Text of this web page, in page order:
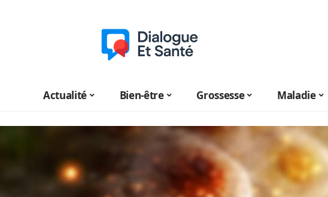
Actualité Bien-être Grossesse Maladie